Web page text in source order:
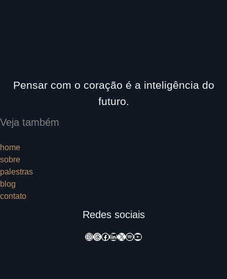
Pensar com o coração é a inteligência do
futuro.
Veja também
home
sobre
palestras
blog
contato
Redes sociais
Instagram
Threads
Facebook
LinkedIn
X Spotify
Youtube